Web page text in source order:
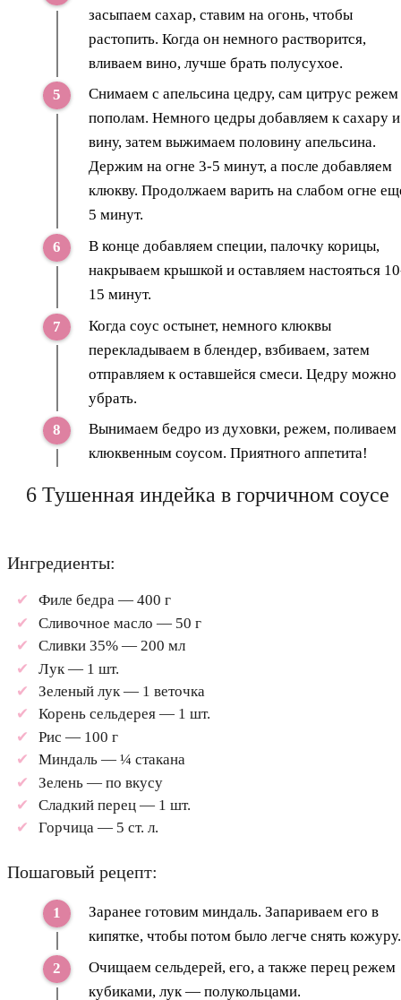
засыпаем сахар, ставим на огонь, чтобы
растопить. Когда он немного растворится,
вливаем вино, лучше брать полусухое.
Снимаем с апельсина цедру, сам цитрус режем
пополам. Немного цедры добавляем к сахару и
вину, затем выжимаем половину апельсина.
Держим на огне 3-5 минут, а после добавляем
клюкву. Продолжаем варить на слабом огне
5 минут.
В конце добавляем специи, палочку корицы,
накрываем крышкой и оставляем настояться
15 минут.
Когда соус остынет, немного клюквы
перекладываем в блендер, взбиваем, затем
отправляем к оставшейся смеси. Цедру можно
убрать.
Вынимаем бедро из духовки, режем, поливаем
клюквенным соусом. Приятного аппетита!
6 Тушенная индейка в горчичном соусе
Ингредиенты:
Филе бедра — 400 г
Сливочное масло — 50 г
Сливки 35% — 200 мл
Лук — 1 шт.
Зеленый лук — 1 веточка
Корень сельдерея — 1 шт.
Рис — 100 г
Миндаль — ¼ стакана
Зелень — по вкусу
Сладкий перец — 1 шт.
Горчица — 5 ст. л.
Пошаговый рецепт:
Заранее готовим миндаль. Запариваем его в
кипятке, чтобы потом было легче снять кожуру.
Очищаем сельдерей, его, а также перец режем
кубиками, лук — полукольцами.